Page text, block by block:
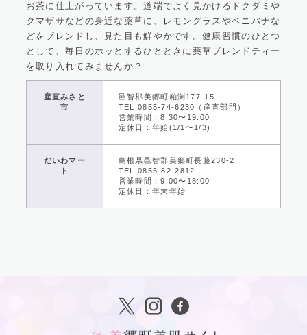
お茶に仕上がっています。道端でよく見かけるドクダミや
クマザサなどの身近な薬草に、レモングラスやベニバナな
どをブレンドし、見た目も鮮やかです。健康習慣のひとつ
として、毎日のホッとするひとときに薬草ブレンドティー
を取り入れてみませんか？
産直みさと
市
邑智郡美郷町粕渕177-15
TEL 0855-74-6230（産直部門）
営業時間：8:30〜19:00
定休日：年始(1/1〜1/3)
だいわマー
ト
島根県邑智郡美郷町長藤230-2
TEL 0855-82-2812
営業時間：9:00〜18:00
定休日：年末年始